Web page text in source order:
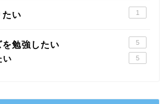
たい 1
勉強したい 5
い 5